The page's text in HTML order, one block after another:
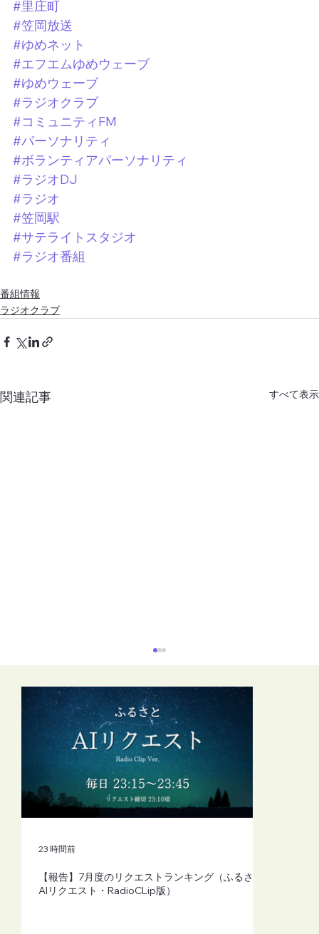
#里庄町
#笠岡放送
#ゆめネット
#エフエムゆめウェーブ
#ゆめウェーブ
#ラジオクラブ
#コミュニティFM
#パーソナリティ
#ボランティアパーソナリティ
#ラジオDJ
#ラジオ
#笠岡駅
#サテライトスタジオ
#ラジオ番組
番組情報
ラジオクラブ
関連記事 すべて表示
【FM-YRC】魔女michの隠れ家から
【報告】7月度のリクエストランキング（ふるさと
AIリクエスト・RadioCLip版）
23 時間前